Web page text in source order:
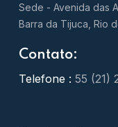
Sede - Avenida das
Barra da Tijuca, Rio
Contato:
Telefone : 55 (21)